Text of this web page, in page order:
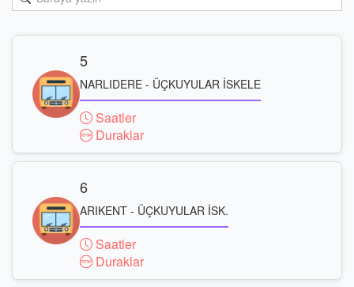
5
NARLIDERE - ÜÇKUYULAR İSKELE
Saatler
Duraklar
6
ARIKENT - ÜÇKUYULAR İSK.
Saatler
Duraklar